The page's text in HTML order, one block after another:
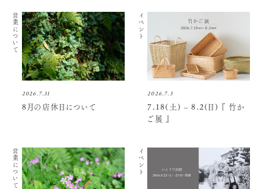
2026.7.31
営業について
8月の店休日について
2026.7.3
イベント
7.18(土) – 8.2(日) 『 竹か
ご展 』
営業について イベント